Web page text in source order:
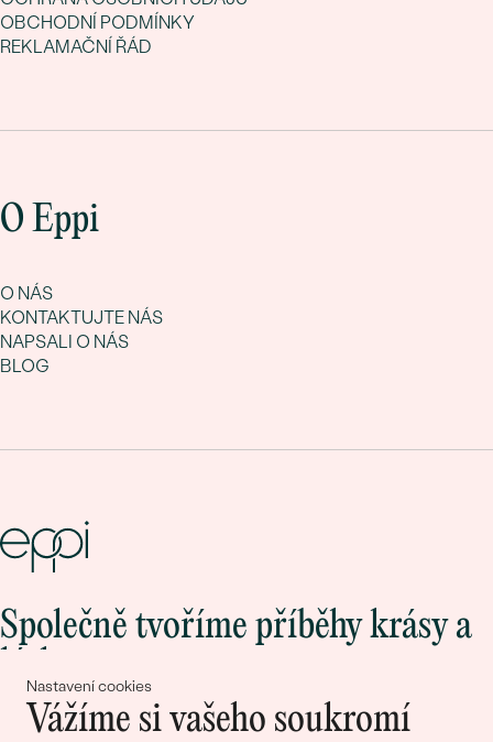
Nastavení cookies
Vážíme si vašeho soukromí
OBCHODNÍ PODMÍNKY
REKLAMAČNÍ ŘÁD
O Eppi
O NÁS
KONTAKTUJTE NÁS
NAPSALI O NÁS
BLOG
Společně tvoříme příběhy krásy a
Připojte se k nám!